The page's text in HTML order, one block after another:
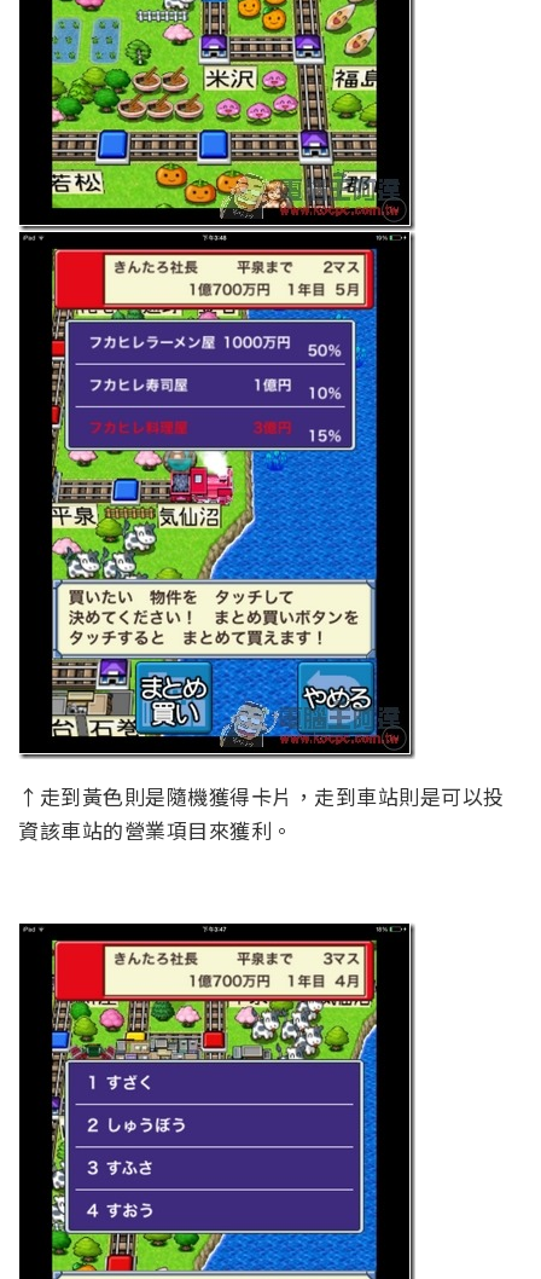
↑走到黃色則是隨機獲得卡片，走到車站則是可以投
資該車站的營業項目來獲利。